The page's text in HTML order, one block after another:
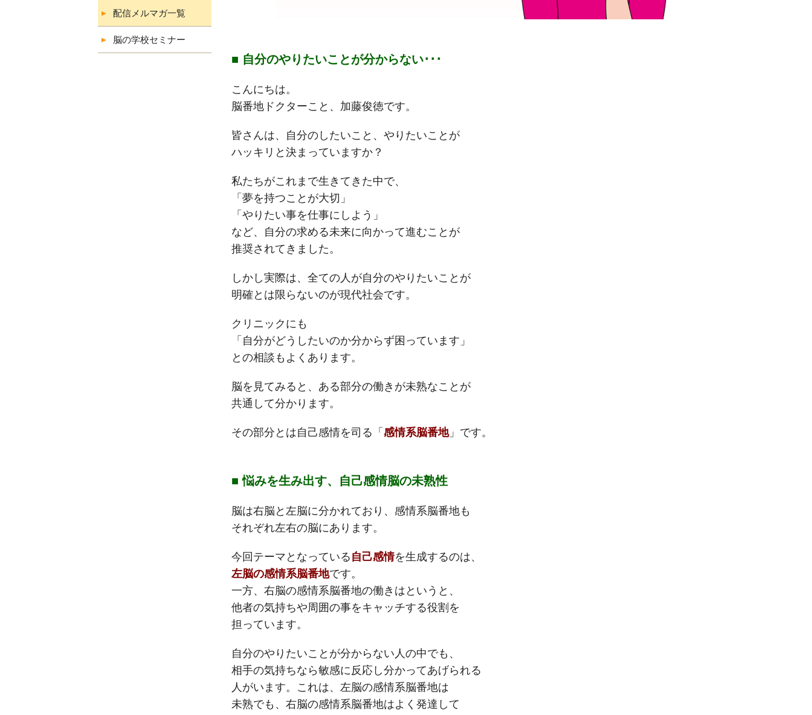
配信メルマガ一覧
脳の学校セミナー
■ 自分のやりたいことが分からない･･･
こんにちは。
脳番地ドクターこと、加藤俊徳です。
皆さんは、自分のしたいこと、やりたいことが
ハッキリと決まっていますか？
私たちがこれまで生きてきた中で、
「夢を持つことが大切」
「やりたい事を仕事にしよう」
など、自分の求める未来に向かって進むことが
推奨されてきました。
しかし実際は、全ての人が自分のやりたいことが
明確とは限らないのが現代社会です。
クリニックにも
「自分がどうしたいのか分からず困っています」
との相談もよくあります。
脳を見てみると、ある部分の働きが未熟なことが
共通して分かります。
その部分とは自己感情を司る「 感情系脳番地」です。
■ 悩みを生み出す、自己感情脳の未熟性
脳は右脳と左脳に分かれており、感情系脳番地も
それぞれ左右の脳にあります。
今回テーマとなっている 自己感情を生成するのは、
左脳の感情系脳番地です。
一方、右脳の感情系脳番地の働きはというと、
他者の気持ちや周囲の事をキャッチする役割を
担っています。
自分のやりたいことが分からない人の中でも、
相手の気持ちなら敏感に反応し分かってあげられる
人がいます。これは、左脳の感情系脳番地は
未熟でも、右脳の感情系脳番地はよく発達して